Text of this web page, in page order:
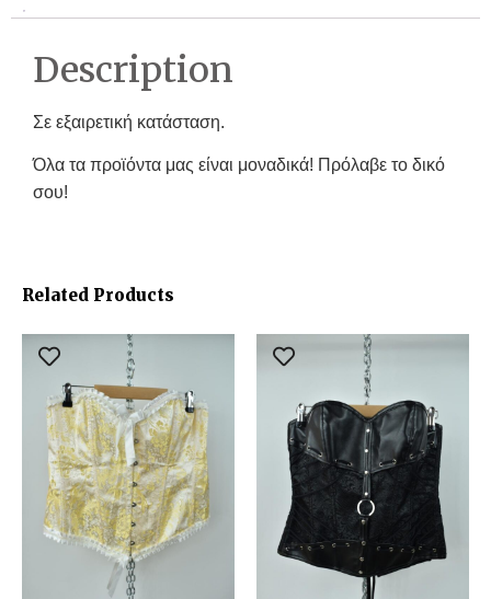
Description
Σε εξαιρετική κατάσταση.
Όλα τα προϊόντα μας είναι μοναδικά! Πρόλαβε το δικό
σου!
Related Products